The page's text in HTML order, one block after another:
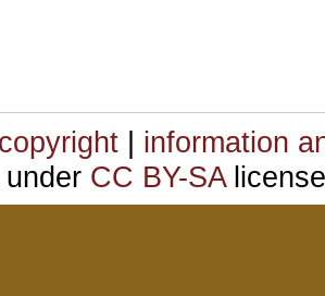
copyright | information
CC BY-SA